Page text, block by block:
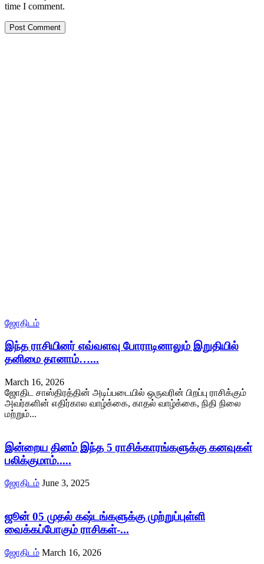
time I comment.
ஜோதிடம்
இந்த ராசியினர் எவ்வளவு போராடினாலும் இறுதியில்
தனிமை தானாம்…...
March 16, 2026
ஜோதிட சாஸ்திரத்தின் அடிப்படையில் ஒருவரின் பிறப்பு ராசிக்கும்
அவர்களின் எதிர்கால வாழ்க்கை, காதல் வாழ்க்கை, நிதி நிலை
மற்றும்...
இன்றைய தினம் இந்த 5 ராசிக்காரங்களுக்கு கனவுகள்
பலிக்குமாம்.....
ஜோதிடம் June 3, 2025
ஜூன் 05 முதல் கஷ்டங்களுக்கு முற்றுப்புள்ளி
வைக்கப்போகும் ராசிகள்-...
ஜோதிடம் March 16, 2026